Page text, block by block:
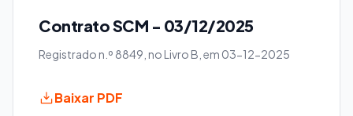
Contrato SCM - 03/12/2025
Registrado n.º 8849, no Livro B, em 03-12-2025
Baixar PDF